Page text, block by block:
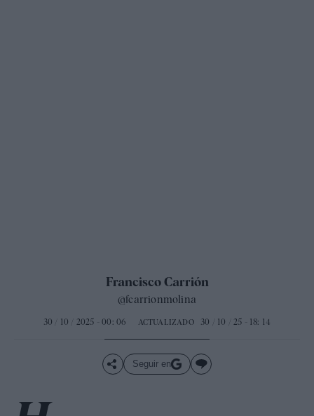
Francisco Carrión
@fcarrionmolina
30 / 10 / 2025 - 00: 06 ACTUALIZADO 30 / 10 / 25 - 18: 14
Seguir en